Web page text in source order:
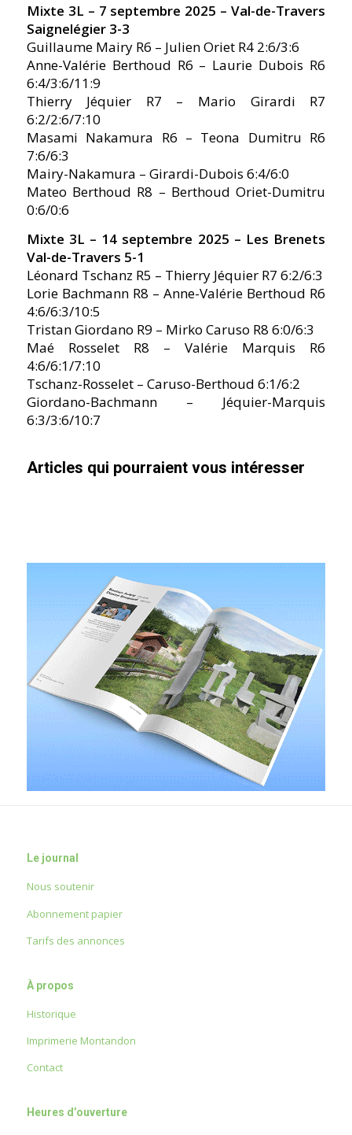
Mixte 3L – 7 septembre 2025 – Val-de-Travers
Saignelégier 3-3
Guillaume Mairy R6 – Julien Oriet R4 2:6/3:6
Anne-Valérie Berthoud R6 – Laurie Dubois R6
6:4/3:6/11:9
Thierry Jéquier R7 – Mario Girardi R7
6:2/2:6/7:10
Masami Nakamura R6 – Teona Dumitru R6
7:6/6:3
Mairy-Nakamura – Girardi-Dubois 6:4/6:0
Mateo Berthoud R8 – Berthoud Oriet-Dumitru
0:6/0:6
Mixte 3L – 14 septembre 2025 – Les Brenets
Val-de-Travers 5-1
Léonard Tschanz R5 – Thierry Jéquier R7 6:2/6:3
Lorie Bachmann R8 – Anne-Valérie Berthoud R6
4:6/6:3/10:5
Tristan Giordano R9 – Mirko Caruso R8 6:0/6:3
Maé Rosselet R8 – Valérie Marquis R6
4:6/6:1/7:10
Tschanz-Rosselet – Caruso-Berthoud 6:1/6:2
Giordano-Bachmann – Jéquier-Marquis
6:3/3:6/10:7
Articles qui pourraient vous intéresser
Le journal
Nous soutenir
Abonnement papier
Tarifs des annonces
À propos
Historique
Imprimerie Montandon
Contact
Heures d’ouverture